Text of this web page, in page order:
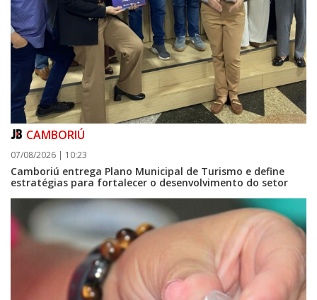
08/08/2026 | 07:00
Setor judicial de medicamentos de BC estará fechado nos dias 10 e 11 de
agosto para realização de inventário
CAMBORIÚ
07/08/2026 | 10:23
Camboriú entrega Plano Municipal de Turismo e define
estratégias para fortalecer o desenvolvimento do setor